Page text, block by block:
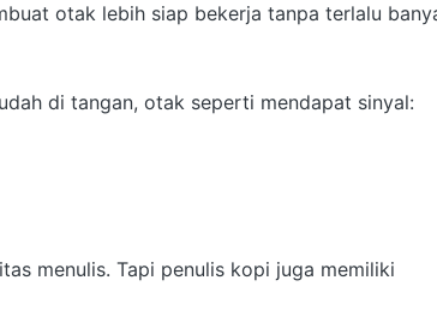
otak lebih siap bekerja tanpa terlalu
di tangan, otak seperti mendapat sinyal:
menulis. Tapi penulis kopi juga memiliki